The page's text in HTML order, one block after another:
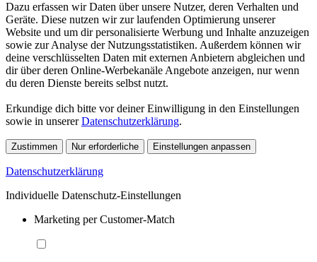
Dazu erfassen wir Daten über unsere Nutzer, deren Verhalten und
Geräte. Diese nutzen wir zur laufenden Optimierung unserer
Website und um dir personalisierte Werbung und Inhalte anzuzeigen
sowie zur Analyse der Nutzungsstatistiken. Außerdem können wir
deine verschlüsselten Daten mit externen Anbietern abgleichen und
dir über deren Online-Werbekanäle Angebote anzeigen, nur wenn
du deren Dienste bereits selbst nutzt.
Erkundige dich bitte vor deiner Einwilligung in den Einstellungen
sowie in unsererDatenschutzerklärung.
Zustimmen Nur erforderliche Einstellungen anpassen
Datenschutzerklärung
Individuelle Datenschutz-Einstellungen
Marketing per Customer-Match